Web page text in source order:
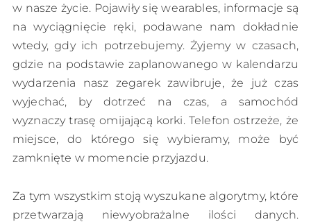
w nasze życie. Pojawiły się wearables, informacje są
na wyciągnięcie ręki, podawane nam dokładnie
wtedy, gdy ich potrzebujemy. Żyjemy w czasach,
gdzie na podstawie zaplanowanego w kalendarzu
wydarzenia nasz zegarek zawibruje, że już czas
wyjechać, by dotrzeć na czas, a samochód
wyznaczy trasę omijającą korki. Telefon ostrzeże, że
miejsce, do którego się wybieramy, może być
zamknięte w momencie przyjazdu.
Za tym wszystkim stoją wyszukane algorytmy, które
przetwarzają niewyobrażalne ilości danych.